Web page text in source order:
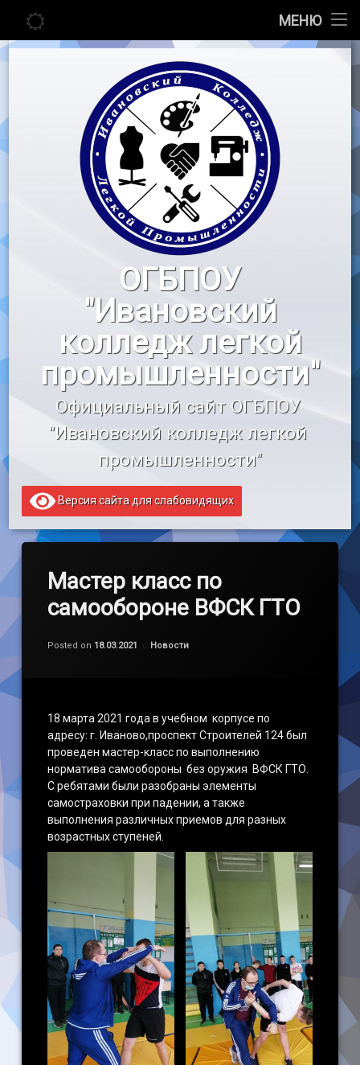
МЕНЮ
Главная
Педагогу
Воспитательная работа
«Профессионалы»
«Профессионалитет»
Образовательный кредит
Перейти
ОГБПОУ
"Ивановский
колледж легкой
промышленности"
Официальный сайт ОГБПОУ
"Ивановский колледж легкой
промышленности"
Версия сайта для слабовидящих
Мастер класс по
самообороне ВФСК ГТО
Posted on 18.03.2021
Обновлено на
by
Категории:
Новости
18 марта 2021 года в учебном корпусе по
адресу: г. Иваново,проспект Строителей 124 был
проведен мастер-класс по выполнению
норматива самообороны без оружия ВФСК ГТО.
С ребятами были разобраны элементы
самостраховки при падении, а также
выполнения различных приемов для разных
возрастных ступеней.